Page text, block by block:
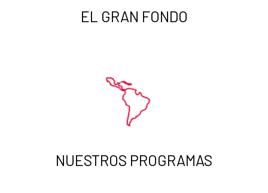
EL GRAN FONDO
NUESTROS PROGRAMAS